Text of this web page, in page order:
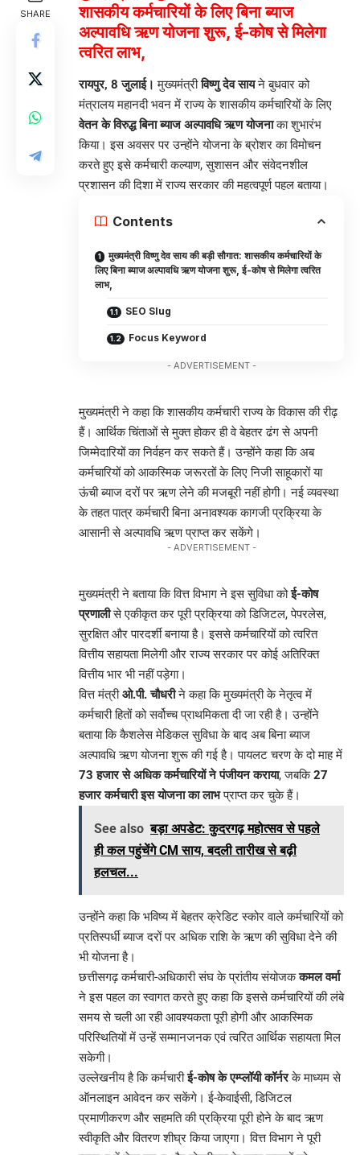
SHARE
शासकीय कर्मचारियों के लिए बिना ब्याज
अल्पावधि ऋण योजना शुरू, ई-कोष से मिलेगा
त्वरित लाभ,
रायपुर, 8 जुलाई। मुख्यमंत्रीविष्णु देव सायने बुधवार को
मंत्रालय महानदी भवन में राज्य के शासकीय कर्मचारियों के लिए
वेतन के विरुद्ध बिना ब्याज अल्पावधि ऋण योजनाका शुभारंभ
किया। इस अवसर पर उन्होंने योजना के ब्रोशर का विमोचन
करते हुए इसे कर्मचारी कल्याण, सुशासन और संवेदनशील
प्रशासन की दिशा में राज्य सरकार की महत्वपूर्ण पहल बताया।
Contents
मुख्यमंत्री विष्णु देव साय की बड़ी सौगात: शासकीय कर्मचारियों के
लिए बिना ब्याज अल्पावधि ऋण योजना शुरू, ई-कोष से मिलेगा त्वरित
लाभ,
SEO Slug
Focus Keyword
- ADVERTISEMENT -
मुख्यमंत्री ने कहा कि शासकीय कर्मचारी राज्य के विकास की रीढ़
हैं। आर्थिक चिंताओं से मुक्त होकर ही वे बेहतर ढंग से अपनी
जिम्मेदारियों का निर्वहन कर सकते हैं। उन्होंने कहा कि अब
कर्मचारियों को आकस्मिक जरूरतों के लिए निजी साहूकारों या
ऊंची ब्याज दरों पर ऋण लेने की मजबूरी नहीं होगी। नई व्यवस्था
के तहत पात्र कर्मचारी बिना अनावश्यक कागजी प्रक्रिया के
आसानी से अल्पावधि ऋण प्राप्त कर सकेंगे।
- ADVERTISEMENT -
मुख्यमंत्री ने बताया कि वित्त विभाग ने इस सुविधा कोई-कोष
प्रणालीसे एकीकृत कर पूरी प्रक्रिया को डिजिटल, पेपरलेस,
सुरक्षित और पारदर्शी बनाया है। इससे कर्मचारियों को त्वरित
वित्तीय सहायता मिलेगी और राज्य सरकार पर कोई अतिरिक्त
वित्तीय भार भी नहीं पड़ेगा।
वित्त मंत्रीओ.पी. चौधरीने कहा कि मुख्यमंत्री के नेतृत्व में
कर्मचारी हितों को सर्वोच्च प्राथमिकता दी जा रही है। उन्होंने
बताया कि कैशलेस मेडिकल सुविधा के बाद अब बिना ब्याज
अल्पावधि ऋण योजना शुरू की गई है। पायलट चरण के दो माह में
73 हजार से अधिक कर्मचारियों ने पंजीयन कराया, जबकि27
हजार कर्मचारी इस योजना का लाभप्राप्त कर चुके हैं।
See also बड़ा अपडेट: कुदरगढ़ महोत्सव से पहले
ही कल पहुंचेंगे CM साय, बदली तारीख से बढ़ी
हलचल...
उन्होंने कहा कि भविष्य में बेहतर क्रेडिट स्कोर वाले कर्मचारियों को
प्रतिस्पर्धी ब्याज दरों पर अधिक राशि के ऋण की सुविधा देने की
भी योजना है।
छत्तीसगढ़ कर्मचारी-अधिकारी संघ के प्रांतीय संयोजककमल वर्मा
ने इस पहल का स्वागत करते हुए कहा कि इससे कर्मचारियों की लंबे
समय से चली आ रही आवश्यकता पूरी होगी और आकस्मिक
परिस्थितियों में उन्हें सम्मानजनक एवं त्वरित आर्थिक सहायता मिल
सकेगी।
उल्लेखनीय है कि कर्मचारीई-कोष के एम्प्लॉयी कॉर्नरके माध्यम से
ऑनलाइन आवेदन कर सकेंगे। ई-केवाईसी, डिजिटल
प्रमाणीकरण और सहमति की प्रक्रिया पूरी होने के बाद ऋण
स्वीकृति और वितरण शीघ्र किया जाएगा। वित्त विभाग ने पूरी